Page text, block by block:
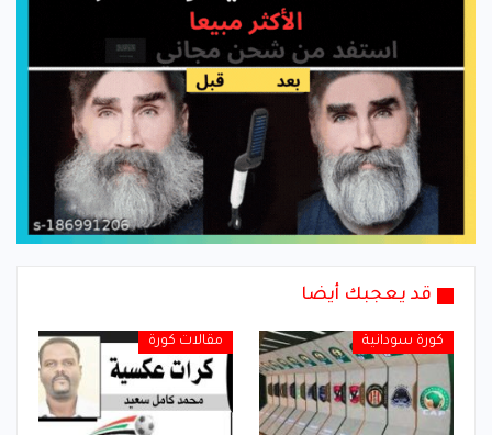
قد يعجبك أيضا
كورة سودانية مقالات كورة